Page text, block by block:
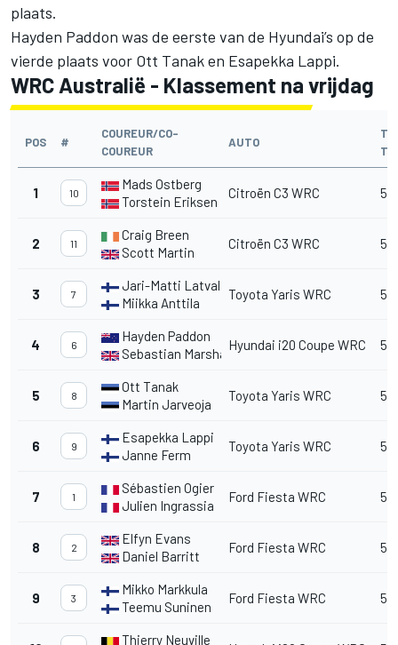
plaats.
Hayden Paddon was de eerste van de Hyundai’s op de
vierde plaats voor Ott Tanak en Esapekka Lappi.
WRC Australië - Klassement na vrijdag
POS #
COUREUR/CO-
COUREUR
AUTO
1 10
Mads Ostberg
Torstein Eriksen
Citroën C3 WRC
2 11
Craig Breen
Scott Martin
Citroën C3 WRC
3 7
Jari-Matti Latvala
Miikka Anttila
Toyota Yaris WRC
4 6
Hayden Paddon
Sebastian Marshall
Hyundai i20 Coupe WRC
5 8
Ott Tanak
Martin Jarveoja
Toyota Yaris WRC
6 9
Esapekka Lappi
Janne Ferm
Toyota Yaris WRC
7 1
Sébastien Ogier
Julien Ingrassia
Ford Fiesta WRC
8 2
Elfyn Evans
Daniel Barritt
Ford Fiesta WRC
9 3
Mikko Markkula
Teemu Suninen
Ford Fiesta WRC
Thierry Neuville